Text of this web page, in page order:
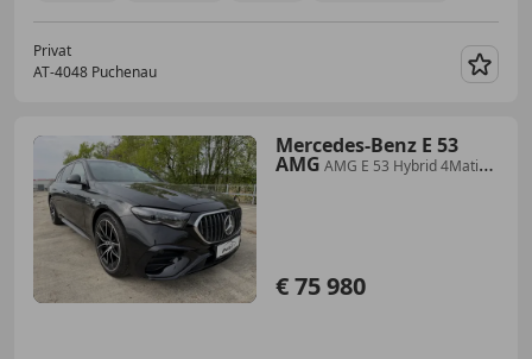
Privat
AT-4048 Puchenau
Mercedes-Benz E 53
AMG AMG E 53 Hybrid 4Matic+
€ 75 980